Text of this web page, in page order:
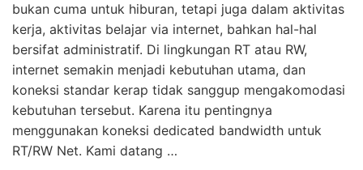
bukan cuma untuk hiburan, tetapi juga dalam aktivitas
kerja, aktivitas belajar via internet, bahkan hal-hal
bersifat administratif. Di lingkungan RT atau RW,
internet semakin menjadi kebutuhan utama, dan
koneksi standar kerap tidak sanggup mengakomodasi
kebutuhan tersebut. Karena itu pentingnya
menggunakan koneksi dedicated bandwidth untuk
RT/RW Net. Kami datang …